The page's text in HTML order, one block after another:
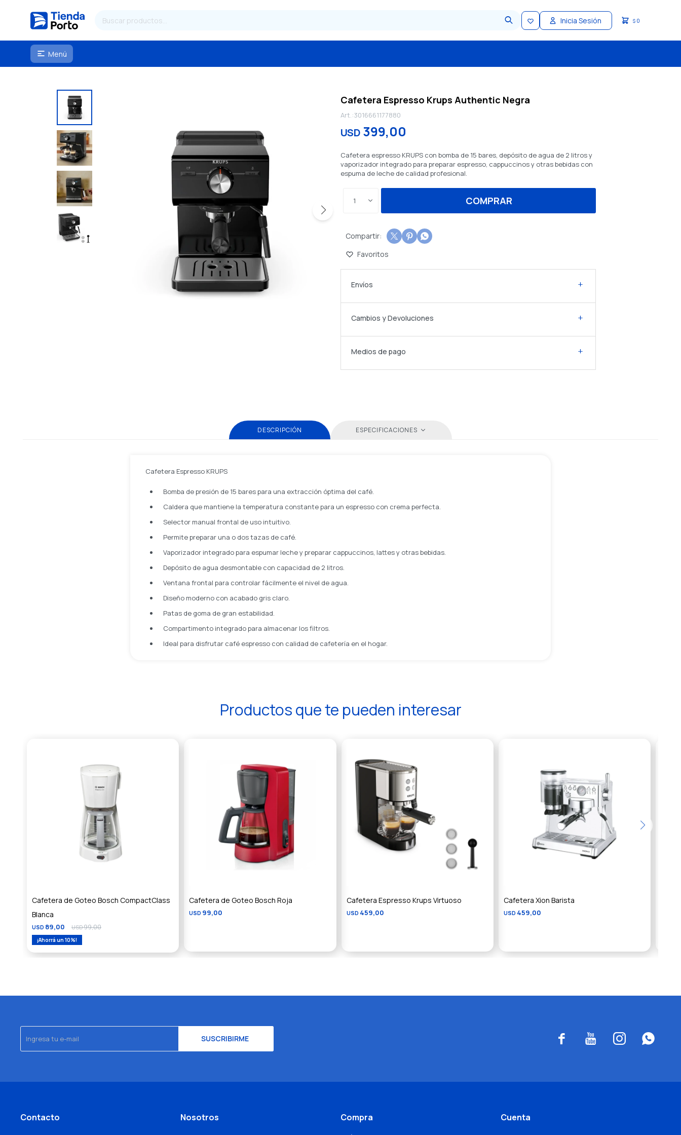
 Menú
$ 0
Cafetera Espresso Krups Authentic Negra
3016661177880
USD 399,00
Cafetera espresso KRUPS con bomba de 15 bares, depósito de agua de 2 litros y
vaporizador integrado para preparar espresso, cappuccinos y otras bebidas con
espuma de leche de calidad profesional.
1 COMPRAR
  
Envíos
Cambios y Devoluciones
Medios de pago
DESCRIPCIÓN ESPECIFICACIONES
Cafetera Espresso KRUPS
Bomba de presión de 15 bares para una extracción óptima del café.
Caldera que mantiene la temperatura constante para un espresso con crema perfecta.
Selector manual frontal de uso intuitivo.
Permite preparar una o dos tazas de café.
Vaporizador integrado para espumar leche y preparar cappuccinos, lattes y otras bebidas.
Depósito de agua desmontable con capacidad de 2 litros.
Ventana frontal para controlar fácilmente el nivel de agua.
Diseño moderno con acabado gris claro.
Patas de goma de gran estabilidad.
Compartimento integrado para almacenar los filtros.
Ideal para disfrutar café espresso con calidad de cafetería en el hogar.
Productos que te pueden interesar
Cafetera de Goteo Bosch CompactClass
Blanca
USD 89,00 USD99,00
10
Cafetera de Goteo Bosch Roja
USD 99,00
Cafetera Espresso Krups Virtuoso
USD 459,00
Cafetera Xion Barista
USD 459,00
SUSCRIBIRME    
Contacto Nosotros Compra Cuenta